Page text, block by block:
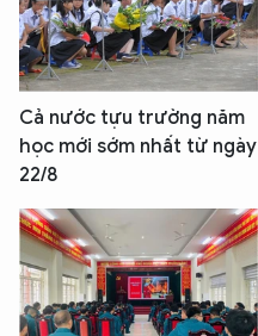
Cả nước tựu trường năm
học mới sớm nhất từ ngày
22/8